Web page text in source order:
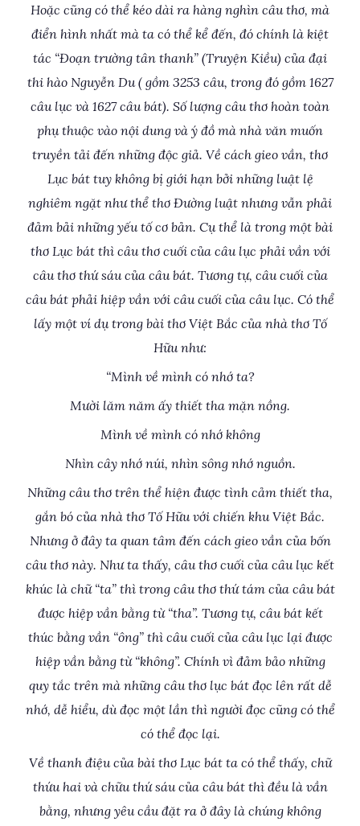
Hoặc cũng có thể kéo dài ra hàng nghìn câu thơ, mà
điển hình nhất mà ta có thể kể đến, đó chính là kiệt
tác “Đoạn trường tân thanh” (Truyện Kiều) của đại
thi hào Nguyễn Du ( gồm 3253 câu, trong đó gồm 1627
câu lục và 1627 câu bát). Số lượng câu thơ hoàn toàn
phụ thuộc vào nội dung và ý đồ mà nhà văn muốn
truyền tải đến những độc giả. Về cách gieo vần, thơ
Lục bát tuy không bị giới hạn bởi những luật lệ
nghiêm ngặt như thể thơ Đường luật nhưng vẫn phải
đảm bải những yếu tố cơ bản. Cụ thể là trong một bài
thơ Lục bát thì câu thơ cuối của câu lục phải vần với
câu thơ thứ sáu của câu bát. Tương tự, câu cuối của
câu bát phải hiệp vần với câu cuối của câu lục. Có thể
lấy một ví dụ trong bài thơ Việt Bắc của nhà thơ Tố
Hữu như:
“Mình về mình có nhớ ta?
Mười lăm năm ấy thiết tha mặn nồng.
Mình về mình có nhớ không
Nhìn cây nhớ núi, nhìn sông nhớ nguồn.
Những câu thơ trên thể hiện được tình cảm thiết tha,
gắn bó của nhà thơ Tố Hữu với chiến khu Việt Bắc.
Nhưng ở đây ta quan tâm đến cách gieo vần của bốn
câu thơ này. Như ta thấy, câu thơ cuối của câu lục kết
khúc là chữ “ta” thì trong câu thơ thứ tám của câu bát
được hiệp vần bằng từ “tha”. Tương tự, câu bát kết
thúc bằng vần “ông” thì câu cuối của câu lục lại được
hiệp vần bằng từ “không”. Chính vì đảm bảo những
quy tắc trên mà những câu thơ lục bát đọc lên rất dễ
nhớ, dễ hiểu, dù đọc một lần thì người đọc cũng có thể
có thể đọc lại.
Về thanh điệu của bài thơ Lục bát ta có thể thấy, chữ
thứu hai và chữu thứ sáu của câu bát thì đều là vần
bằng, nhưng yêu cầu đặt ra ở đây là chúng không